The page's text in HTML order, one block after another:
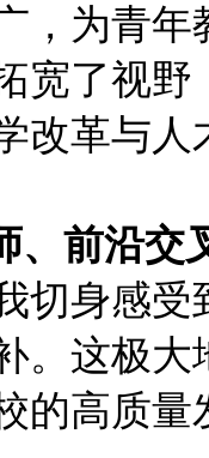
，为青
宽了视
改革与
、前沿交
切身感
。这极
的高质